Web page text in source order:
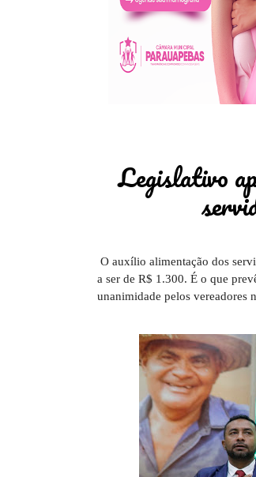
Legislativo
O auxílio alimentação dos
a ser de R$ 1.300. É o que
unanimidade pelos vereadores